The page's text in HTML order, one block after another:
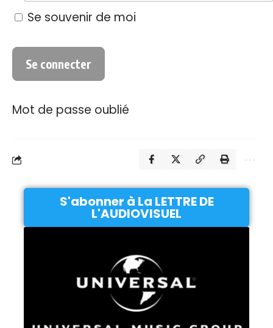
Se souvenir de moi
Mot de passe oublié
S'abonner à La LETTRE DE
L'AUDIOVISUEL